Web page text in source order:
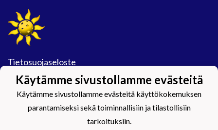
Tietosuojaseloste
#Maijamäkimagic
Käytämme sivustollamme evästeitä
Käytämme sivustollamme evästeitä käyttökokemuksen
parantamiseksi sekä toiminnallisiin ja tilastollisiin
tarkoituksiin.